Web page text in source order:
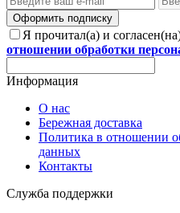
Оформить подписку
Я прочитал(а) и
отношении обработки
Информация
О нас
Бережная доставка
Политика в отношении
данных
Контакты
Служба поддержки